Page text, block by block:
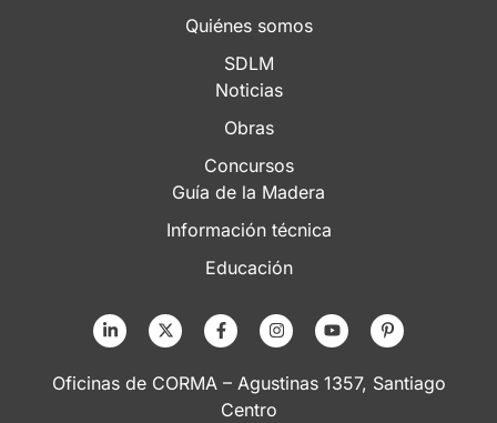
Quiénes somos
SDLM
Noticias
Obras
Concursos
Guía de la Madera
Información técnica
Educación
Oficinas de CORMA – Agustinas 1357, Santiago
Centro